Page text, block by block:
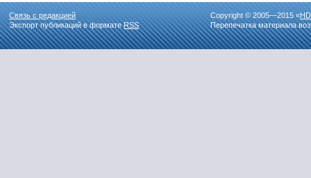
Связь с редакцией
Экспорт публикаций в форматеRSS
Copyright © 2005—2015 «
Перепечатка материала